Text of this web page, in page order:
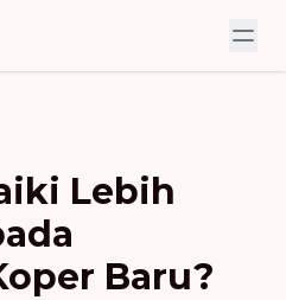
Lebih
Baru?